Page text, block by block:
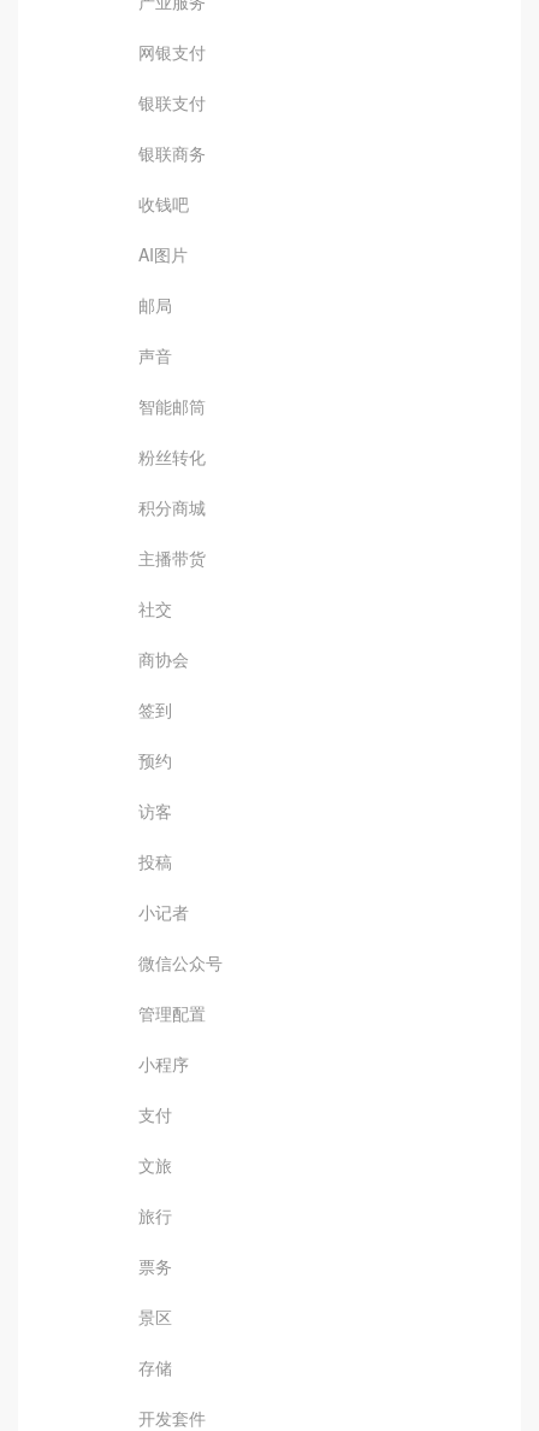
网银支付
银联支付
银联商务
收钱吧
AI图片
邮局
声音
智能邮筒
粉丝转化
积分商城
主播带货
社交
商协会
签到
预约
访客
投稿
小记者
微信公众号
管理配置
小程序
支付
文旅
旅行
票务
景区
存储
开发套件